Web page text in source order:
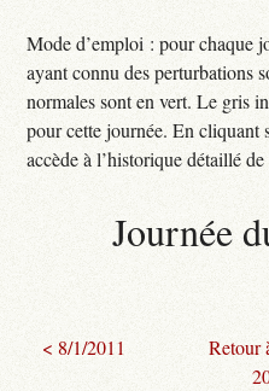
Mode d’emploi : pour chaque
ayant connu des perturbations
normales sont en vert. Le gris
pour cette journée. En cliquant
accède à l’historique détaillé
Journée
< 8/1/2011
Retour